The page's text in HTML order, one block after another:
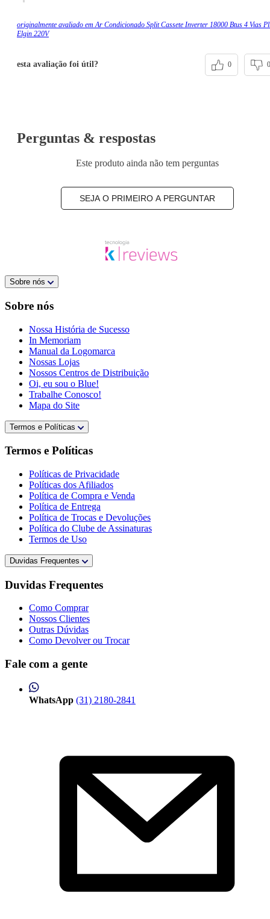
originalmente avaliado em Ar Condicionado Split Cassete Inverter 18000 Btus 4 Vias
Elgin 220V
esta avaliação foi útil? 0 0
Perguntas & respostas
Este produto ainda não tem perguntas
SEJA O PRIMEIRO A PERGUNTAR
Sobre nós
Sobre nós
Nossa História de Sucesso
In Memoriam
Manual da Logomarca
Nossas Lojas
Nossos Centros de Distribuição
Oi, eu sou o Blue!
Trabalhe Conosco!
Mapa do Site
Termos e Políticas
Termos e Políticas
Políticas de Privacidade
Políticas dos Afiliados
Política de Compra e Venda
Política de Entrega
Política de Trocas e Devoluções
Política do Clube de Assinaturas
Termos de Uso
Duvidas Frequentes
Duvidas Frequentes
Como Comprar
Nossos Clientes
Outras Dúvidas
Como Devolver ou Trocar
Fale com a gente
WhatsApp (31) 2180-2841